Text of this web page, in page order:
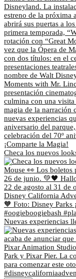
Checa los nuevos
Nuevas experiencias